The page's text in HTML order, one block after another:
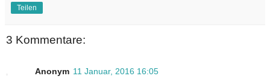
Teilen
3 Kommentare:
Anonym 11 Januar, 2016 16:05